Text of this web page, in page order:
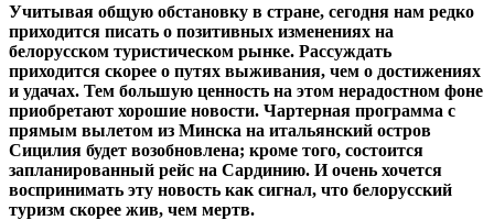
Учитывая общую обстановку в стране, сегодня нам редко
приходится писать о позитивных изменениях на
белорусском туристическом рынке. Рассуждать
приходится скорее о путях выживания, чем о достижениях
и удачах. Тем большую ценность на этом нерадостном фоне
приобретают хорошие новости. Чартерная программа с
прямым вылетом из Минска на итальянский остров
Сицилия будет возобновлена; кроме того, состоится
запланированный рейс на Сардинию. И очень хочется
воспринимать эту новость как сигнал, что белорусский
туризм скорее жив, чем мертв.